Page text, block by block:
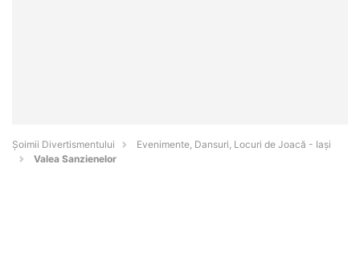
Şoimii Divertismentului
Evenimente, Dansuri, Locuri de Joacă - Iaşi
Valea Sanzienelor